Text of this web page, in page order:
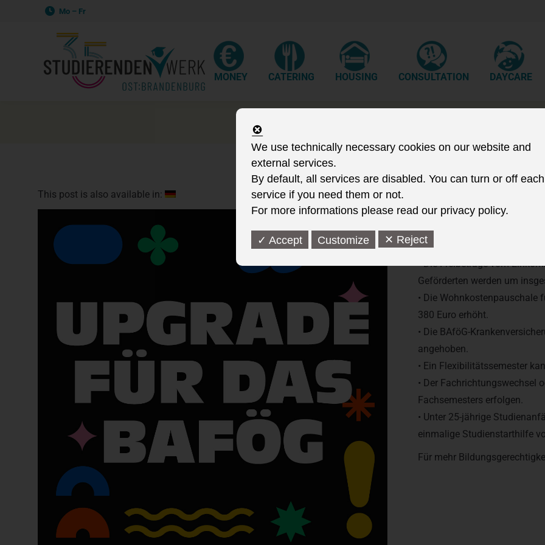
Mo – Fr
MONEY CATERING HOUSING CONSULTATION DAYCARE
This post is also available in:
Zum Wintersemester gibt es
• Die Grundbedarfsätze des
• Die Freibeträge vom
Geförderten werden um
• Die
380 Euro erhöht.
• Die BAföG-
angehoben.
• Ein Flexibilitätssemester
• Der Fachrichtungswechsel
Fachsemesters erfolgen.
• Unter 25-jährige
einmalige Studienstarthilfe
Für mehr
We use technically necessary cookies on our website and
external services.
By default, all services are disabled. You can turn or off each
service if you need them or not.
For more informations please read our privacy policy.
✓ Accept Customize ✕ Reject